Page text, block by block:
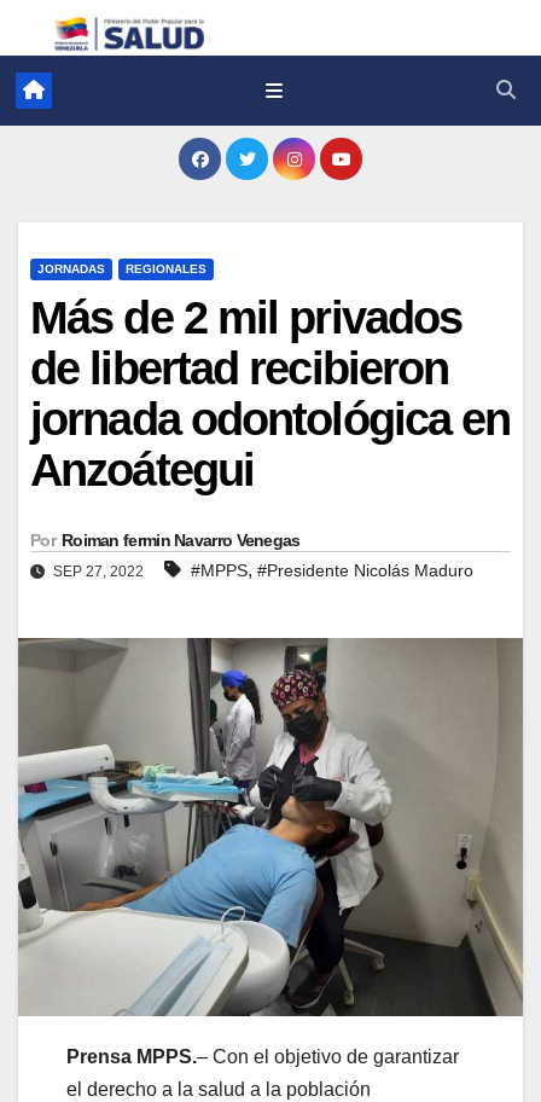
JORNADAS REGIONALES
Más de 2 mil privados
de libertad recibieron
jornada odontológica en
Anzoátegui
Por Roiman fermin Navarro Venegas
SEP 27, 2022 #MPPS, #Presidente Nicolás Maduro
Prensa MPPS.– Con el objetivo de garantizar
el derecho a la salud a la población